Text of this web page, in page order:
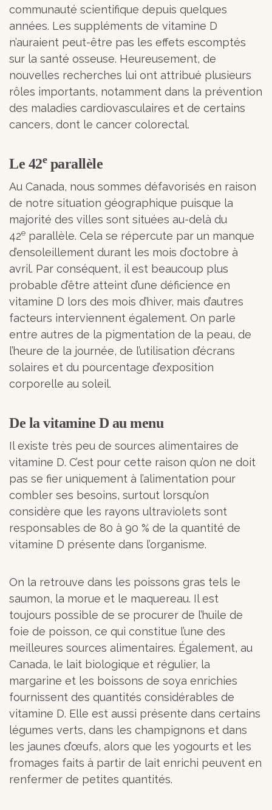
communauté scientifique depuis quelques
années. Les suppléments de vitamine D
n’auraient peut-être pas les effets escomptés
sur la santé osseuse. Heureusement, de
nouvelles recherches lui ont attribué plusieurs
rôles importants, notamment dans la prévention
des maladies cardiovasculaires et de certains
cancers, dont le cancer colorectal.
Le 42eparallèle
Au Canada, nous sommes défavorisés en raison
de notre situation géographique puisque la
majorité des villes sont situées au-delà du
42e parallèle. Cela se répercute par un manque
d’ensoleillement durant les mois d’octobre à
avril. Par conséquent, il est beaucoup plus
probable d’être atteint d’une déficience en
vitamine D lors des mois d’hiver, mais d’autres
facteurs interviennent également. On parle
entre autres de la pigmentation de la peau, de
l’heure de la journée, de l’utilisation d’écrans
solaires et du pourcentage d’exposition
corporelle au soleil.
De la vitamine D au menu
Il existe très peu de sources alimentaires de
vitamine D. C’est pour cette raison qu’on ne doit
pas se fier uniquement à l’alimentation pour
combler ses besoins, surtout lorsqu’on
considère que les rayons ultraviolets sont
responsables de 80 à 90 % de la quantité de
vitamine D présente dans l’organisme.
On la retrouve dans les poissons gras tels le
saumon, la morue et le maquereau. Il est
toujours possible de se procurer de l’huile de
foie de poisson, ce qui constitue l’une des
meilleures sources alimentaires. Également, au
Canada, le lait biologique et régulier, la
margarine et les boissons de soya enrichies
fournissent des quantités considérables de
vitamine D. Elle est aussi présente dans certains
légumes verts, dans les champignons et dans
les jaunes d’œufs, alors que les yogourts et les
fromages faits à partir de lait enrichi peuvent en
renfermer de petites quantités.